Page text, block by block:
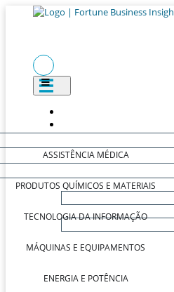
ASSISTÊNCIA MÉDICA
PRODUTOS QUÍMICOS E MATERIAIS
TECNOLOGIA DA INFORMAÇÃO
MÁQUINAS E EQUIPAMENTOS
ENERGIA E POTÊNCIA